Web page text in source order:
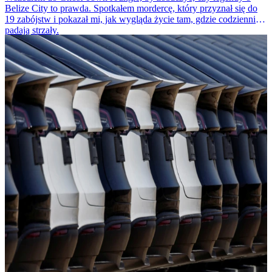
Belize City to prawda. Spotkałem mordercę, który przyznał się do
19 zabójstw i pokazał mi, jak wygląda życie tam, gdzie codziennie
padają strzały.